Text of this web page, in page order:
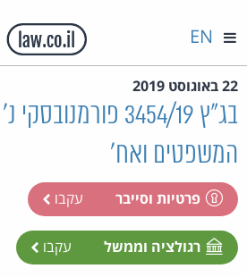
EN
22 באוגוסט 2019
בג"ץ 3454/19
המשפטים ואח'
פרטיות וסייבר עקבו
רגולציה וממשל עקבו